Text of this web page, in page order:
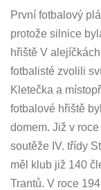
První fotbalový
protože silnice
hřiště V
fotbalisté zvolili
Kletečka a
fotbalové hřiště
domem. Již v
soutěže IV. třídy
měl klub již 140
Trantů. V roce